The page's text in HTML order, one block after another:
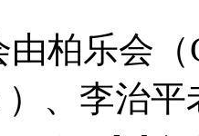
柏乐会（
）、李治